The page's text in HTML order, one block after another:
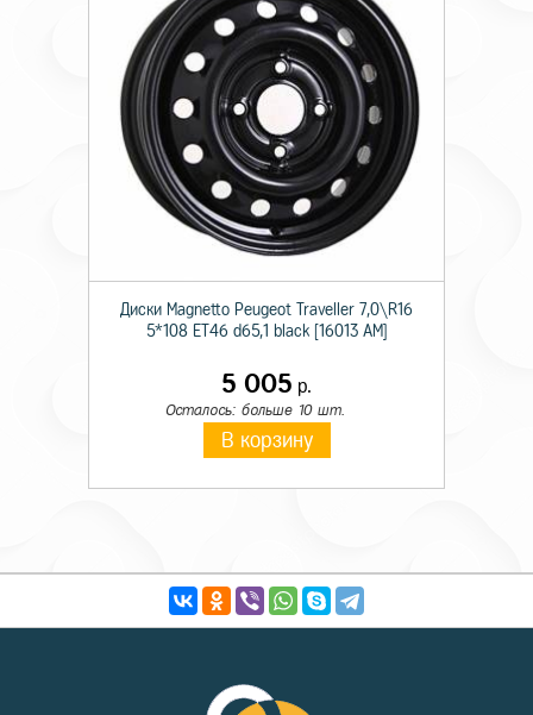
Диски Magnetto Peugeot Traveller 7,0\R16
5*108 ET46 d65,1 black [16013 AM]
5 005 р.
Осталось: больше 10 шт.
В корзину